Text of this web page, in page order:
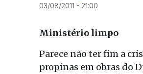
03/08/2011 - 21:00
Ministério limpo
Parece não ter fim a
propinas em obras do